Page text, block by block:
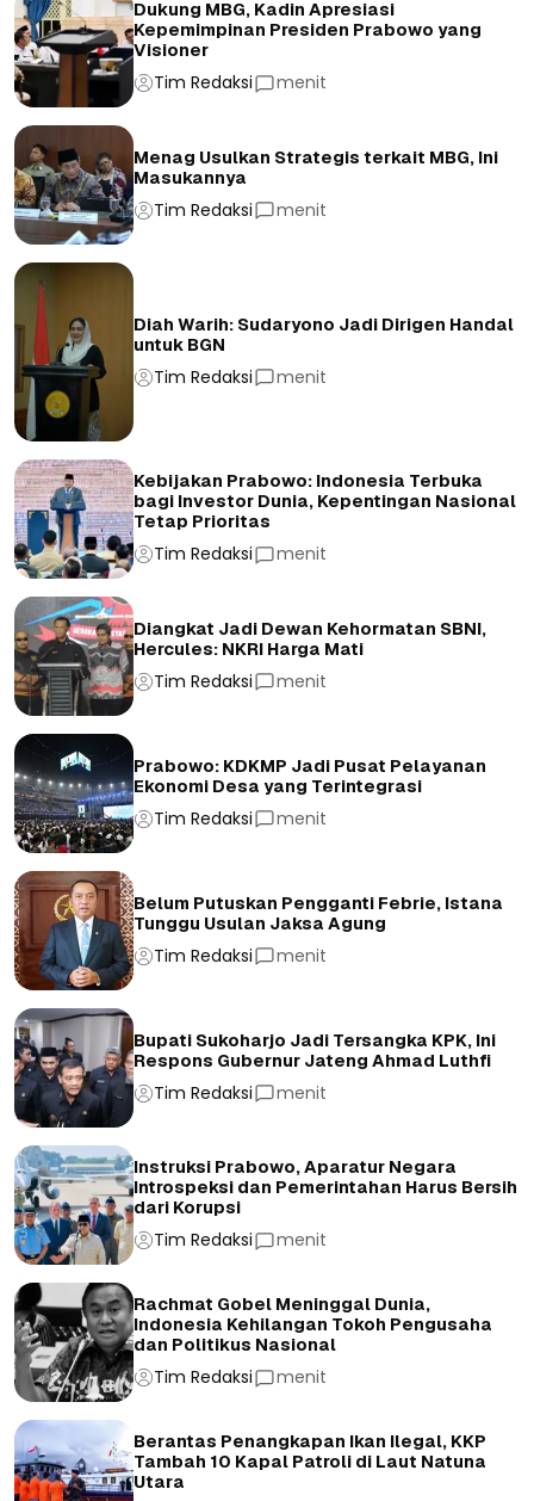
Dukung MBG, Kadin Apresiasi
Kepemimpinan Presiden Prabowo yang
Visioner
Tim Redaksi menit
Menag Usulkan Strategis terkait MBG, Ini
Masukannya
Tim Redaksi menit
Diah Warih: Sudaryono Jadi Dirigen Handal
untuk BGN
Tim Redaksi menit
Kebijakan Prabowo: Indonesia Terbuka
bagi Investor Dunia, Kepentingan Nasional
Tetap Prioritas
Tim Redaksi menit
Diangkat Jadi Dewan Kehormatan SBNI,
Hercules: NKRI Harga Mati
Tim Redaksi menit
Prabowo: KDKMP Jadi Pusat Pelayanan
Ekonomi Desa yang Terintegrasi
Tim Redaksi menit
Belum Putuskan Pengganti Febrie, Istana
Tunggu Usulan Jaksa Agung
Tim Redaksi menit
Bupati Sukoharjo Jadi Tersangka KPK, Ini
Respons Gubernur Jateng Ahmad Luthfi
Tim Redaksi menit
Instruksi Prabowo, Aparatur Negara
Introspeksi dan Pemerintahan Harus Bersih
dari Korupsi
Tim Redaksi menit
Rachmat Gobel Meninggal Dunia,
Indonesia Kehilangan Tokoh Pengusaha
dan Politikus Nasional
Tim Redaksi menit
Berantas Penangkapan Ikan Ilegal, KKP
Tambah 10 Kapal Patroli di Laut Natuna
Utara